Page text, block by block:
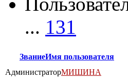
... 131
ЗваниеИмя пользователя
АдминистраторМИШИНА